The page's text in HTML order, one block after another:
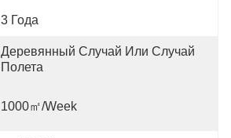
3 Года
Деревянный Случай Или Случай
Полета
1000㎡/week